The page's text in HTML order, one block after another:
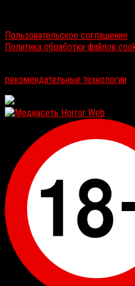
Пользовательское соглашение
Политика обработки файлов
рекомендательные технологии